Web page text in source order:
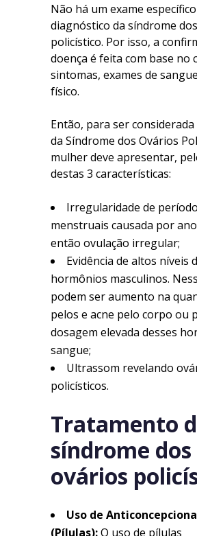
Não há um exame
diagnóstico da síndrome
policístico. Por isso, a
doença é feita com base no
sintomas, exames de
físico.
Então, para ser
da Síndrome dos Ovários
mulher deve apresentar,
destas 3 características:
Irregularidade de
menstruais causada por
então ovulação irregular;
Evidência de altos níveis
hormônios masculinos.
podem ser aumento na
pelos e acne pelo corpo ou
dosagem elevada desses
sangue;
Ultrassom revelando
policísticos.
Tratamento
síndrome dos
ovários
Uso de
(Pílulas):O uso de pílulas